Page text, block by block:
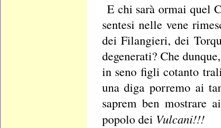
E chi sarà ormai quel
sentesi nelle vene
dei Filangieri, dei
degenerati? Che
in seno figli cotanto
una diga porremo ai
saprem ben mostrare
popolo dei Vulcani!!!